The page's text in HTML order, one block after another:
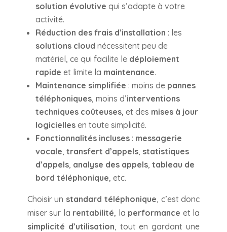
solution évolutive qui s’adapte à votre
activité.
Réduction des frais d’installation : les
solutions cloud nécessitent peu de
matériel, ce qui facilite le déploiement
rapide et limite la maintenance.
Maintenance simplifiée : moins de pannes
téléphoniques, moins d’interventions
techniques coûteuses, et des mises à jour
logiciellesen toute simplicité.
Fonctionnalités incluses: messagerie
vocale, transfert d’appels, statistiques
d’appels, analyse des appels, tableau de
bord téléphonique, etc.
Choisir un standard téléphonique, c’est donc
miser sur la rentabilité, la performance et la
simplicité d’utilisation, tout en gardant une